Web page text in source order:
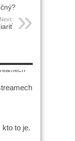
Next:
to je.